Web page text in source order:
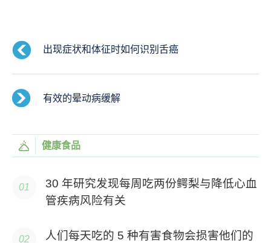
出现症状和体征时如何识别舌癌
有效的晕动病缓解
健康食品
30 年研究发现每周吃两份鳄梨与降低心血
管疾病风险有关
人们每天吃的 5 种有害食物会损害他们的